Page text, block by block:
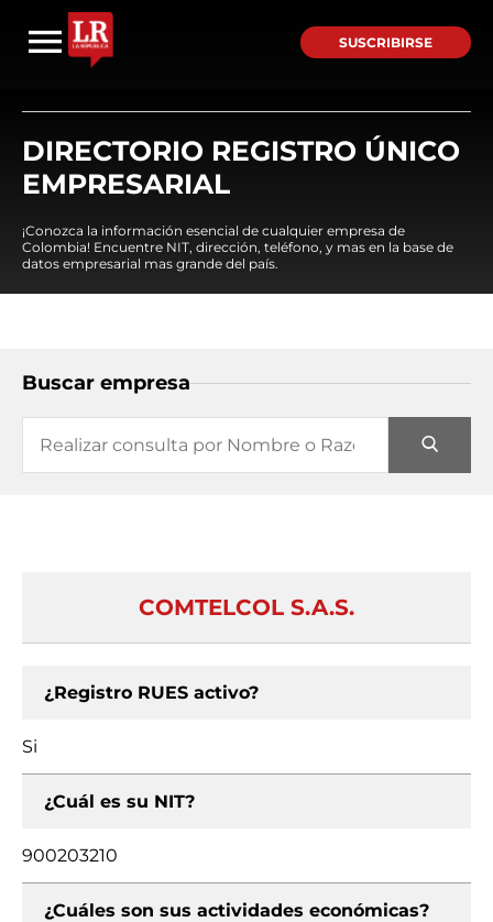
SUSCRIBIRSE
DIRECTORIO REGISTRO ÚNICO
EMPRESARIAL
¡Conozca la información esencial de cualquier empresa de
Colombia! Encuentre NIT, dirección, teléfono, y mas en la base de
datos empresarial mas grande del país.
Buscar empresa
COMTELCOL S.A.S.
¿Registro RUES activo?
Si
¿Cuál es su NIT?
900203210
¿Cuáles son sus actividades económicas?